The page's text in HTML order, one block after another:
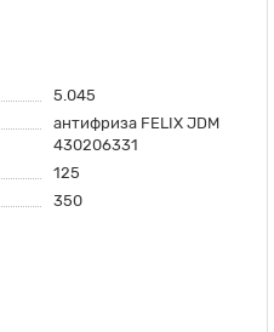
5.045
антифриза FELIX JDM
430206331
125
350